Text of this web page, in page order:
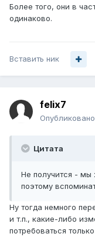
Более того, они в
одинаково.
Вставить ник
felix7
Опубликовано
Цитата
Не получится -
поэтому
Ну тогда немного
и т.п., какие-либо
потребоваться